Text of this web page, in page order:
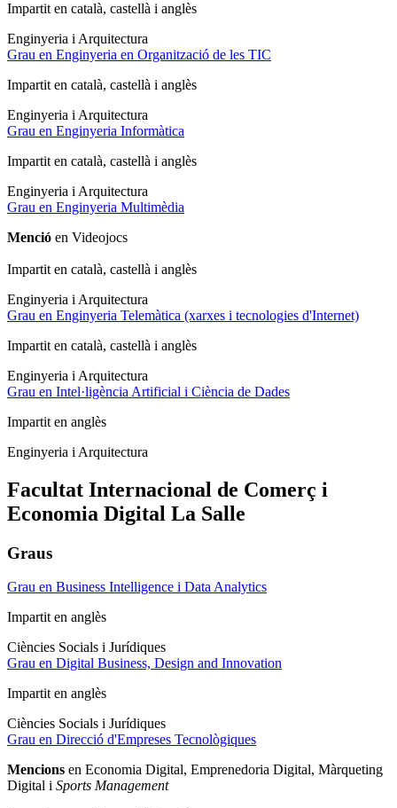
Impartit en català, castellà i anglès
Enginyeria i Arquitectura
Grau en Enginyeria en Organització de les TIC
Impartit en català, castellà i anglès
Enginyeria i Arquitectura
Grau en Enginyeria Informàtica
Impartit en català, castellà i anglès
Enginyeria i Arquitectura
Grau en Enginyeria Multimèdia
Menció en Videojocs
Impartit en català, castellà i anglès
Enginyeria i Arquitectura
Grau en Enginyeria Telemàtica (xarxes i tecnologies d'Internet)
Impartit en català, castellà i anglès
Enginyeria i Arquitectura
Grau en Intel·ligència Artificial i Ciència de Dades
Impartit en anglès
Enginyeria i Arquitectura
Facultat Internacional de Comerç i
Economia Digital La Salle
Graus
Grau en Business Intelligence i Data Analytics
Impartit en anglès
Ciències Socials i Jurídiques
Grau en Digital Business, Design and Innovation
Impartit en anglès
Ciències Socials i Jurídiques
Grau en Direcció d'Empreses Tecnològiques
Mencions en Economia Digital, Emprenedoria Digital, Màrqueting
Digital i Sports Management